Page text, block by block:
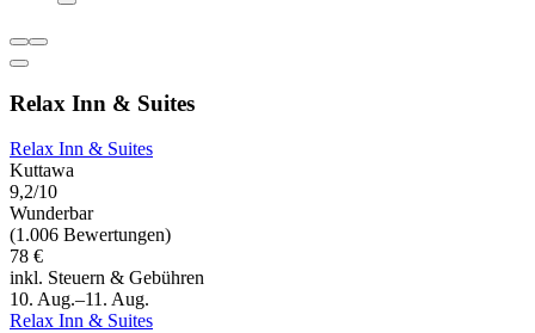
Relax Inn & Suites
Relax Inn & Suites
Kuttawa
9,2/10
Wunderbar
(1.006 Bewertungen)
78 €
inkl. Steuern & Gebühren
10. Aug.–11. Aug.
Relax Inn & Suites